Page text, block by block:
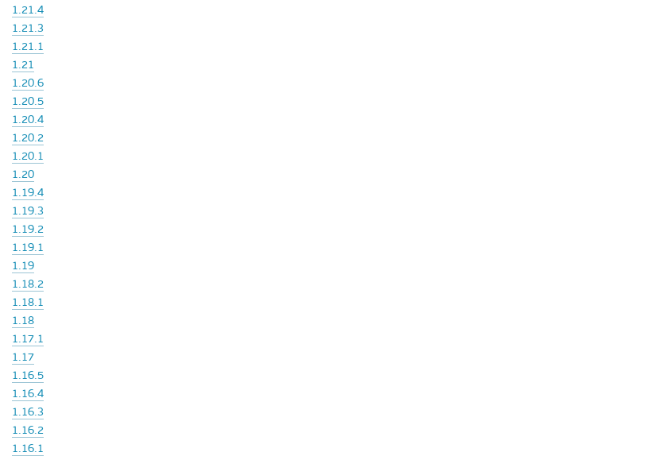
1.21.4
1.21.3
1.21.1
1.21
1.20.6
1.20.5
1.20.4
1.20.2
1.20.1
1.20
1.19.4
1.19.3
1.19.2
1.19.1
1.19
1.18.2
1.18.1
1.18
1.17.1
1.17
1.16.5
1.16.4
1.16.3
1.16.2
1.16.1